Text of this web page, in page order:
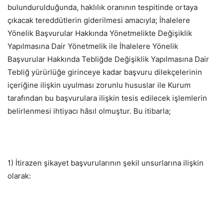
bulundurulduğunda, haklılık oranının tespitinde ortaya
çıkacak tereddütlerin giderilmesi amacıyla; İhalelere
Yönelik Başvurular Hakkında Yönetmelikte Değişiklik
Yapılmasına Dair Yönetmelik ile İhalelere Yönelik
Başvurular Hakkında Tebliğde Değişiklik Yapılmasına Dair
Tebliğ yürürlüğe girinceye kadar başvuru dilekçelerinin
içeriğine ilişkin uyulması zorunlu hususlar ile Kurum
tarafından bu başvurulara ilişkin tesis edilecek işlemlerin
belirlenmesi ihtiyacı hâsıl olmuştur. Bu itibarla;
1) İtirazen şikayet başvurularının şekil unsurlarına ilişkin
olarak: